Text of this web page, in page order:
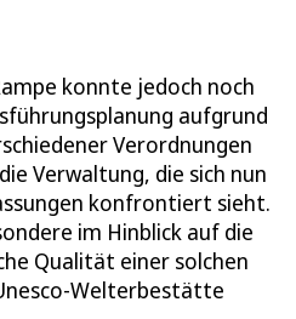
konnte jedoch noch
aufgrund
Verordnungen
Verwaltung, die sich nun
konfrontiert sieht.
im Hinblick auf die
Qualität einer solchen
Welterbestätte